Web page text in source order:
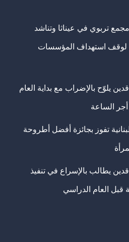
تربوي في عيناثا وتناشد
لوقف استهداف المؤسسات
يلوّح بالإضراب مع بداية العام
أجر الساعة
تفوز بجائزة أفضل أطروحة
يطالب بالإسراع في تنفيذ
قبل العام الدراسي